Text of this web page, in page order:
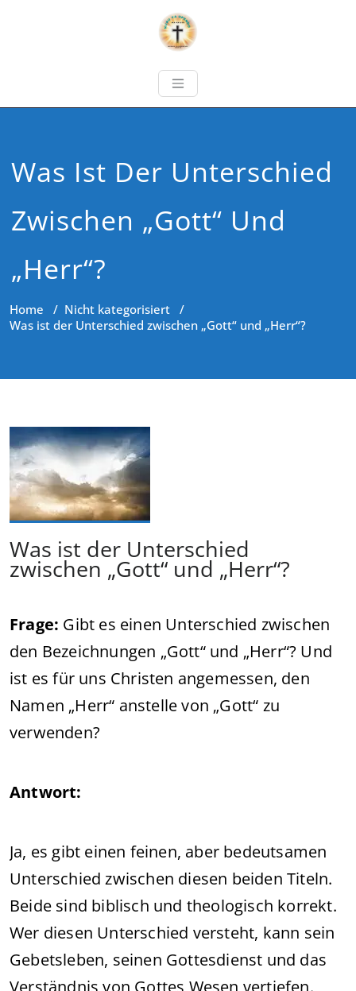
Was Ist Der Unterschied
Zwischen „Gott“ Und
„Herr“?
Home / Nicht kategorisiert /
Was ist der Unterschied zwischen „Gott“ und „Herr“?
Was ist der Unterschied
zwischen „Gott“ und „Herr“?
Frage: Gibt es einen Unterschied zwischen
den Bezeichnungen „Gott“ und „Herr“? Und
ist es für uns Christen angemessen, den
Namen „Herr“ anstelle von „Gott“ zu
verwenden?
Antwort:
Ja, es gibt einen feinen, aber bedeutsamen
Unterschied zwischen diesen beiden Titeln.
Beide sind biblisch und theologisch korrekt.
Wer diesen Unterschied versteht, kann sein
Gebetsleben, seinen Gottesdienst und das
Verständnis von Gottes Wesen vertiefen.